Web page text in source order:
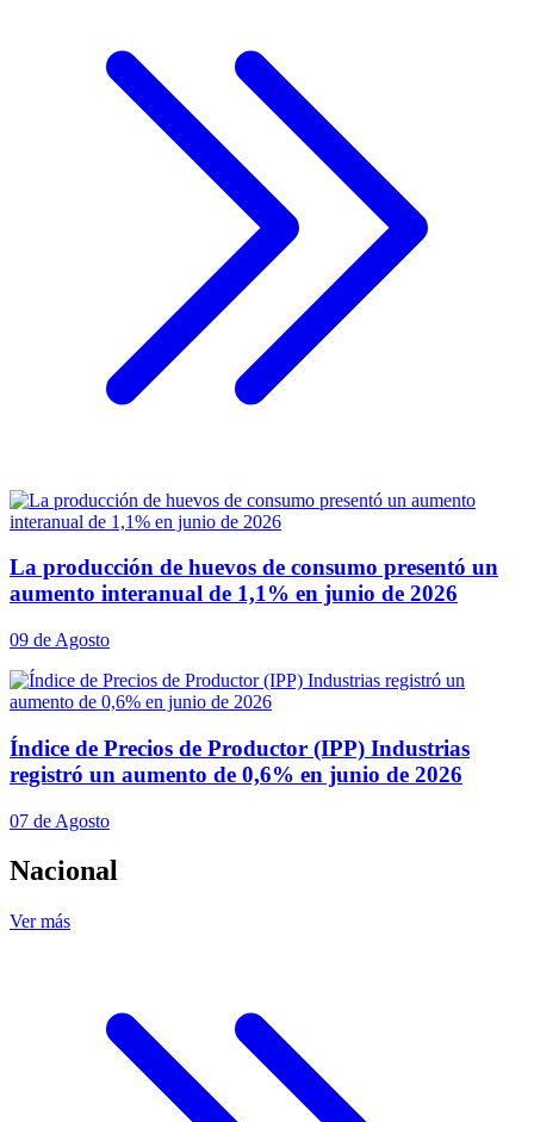
La producción de huevos de consumo presentó un
aumento interanual de 1,1% en junio de 2026
09 de Agosto
Índice de Precios de Productor (IPP) Industrias
registró un aumento de 0,6% en junio de 2026
07 de Agosto
Nacional
Ver más